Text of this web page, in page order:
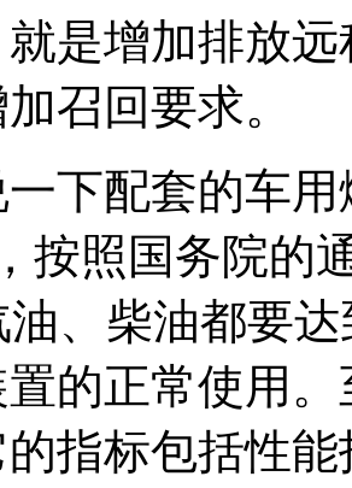
是增加排放
召回要求。
下配套的车
按照国务院的
油、柴油都要
置的正常使用
指标包括性